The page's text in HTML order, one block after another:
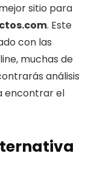
sitio para
. Este
con las
muchas de
análisis
encontrar el